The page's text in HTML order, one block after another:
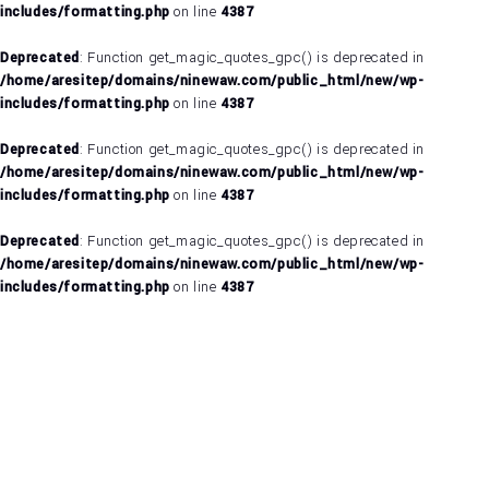
includes/formatting.php on line 4387
Deprecated: Function get_magic_quotes_gpc() is deprecated in
/home/aresitep/domains/ninewaw.com/public_html/new/wp-
includes/formatting.php on line 4387
Deprecated: Function get_magic_quotes_gpc() is deprecated in
/home/aresitep/domains/ninewaw.com/public_html/new/wp-
includes/formatting.php on line 4387
Deprecated: Function get_magic_quotes_gpc() is deprecated in
/home/aresitep/domains/ninewaw.com/public_html/new/wp-
includes/formatting.php on line 4387